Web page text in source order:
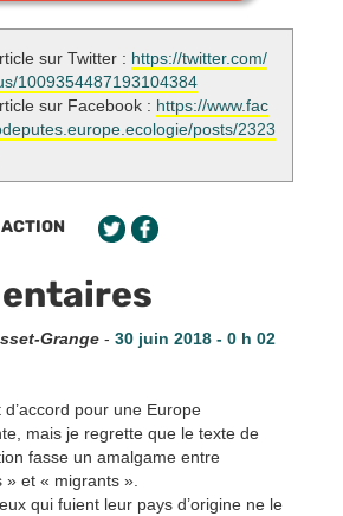
sur Twitter : https://twitter.com/
1009354487193104384
sur Facebook : https://www.fac
posts/2323
Grange- 30 juin 2018 - 0 h 02
d’accord pour une Europe
mais je regrette que le texte de
fasse un amalgame entre
» et « migrants ».
qui fuient leur pays d’origine ne le